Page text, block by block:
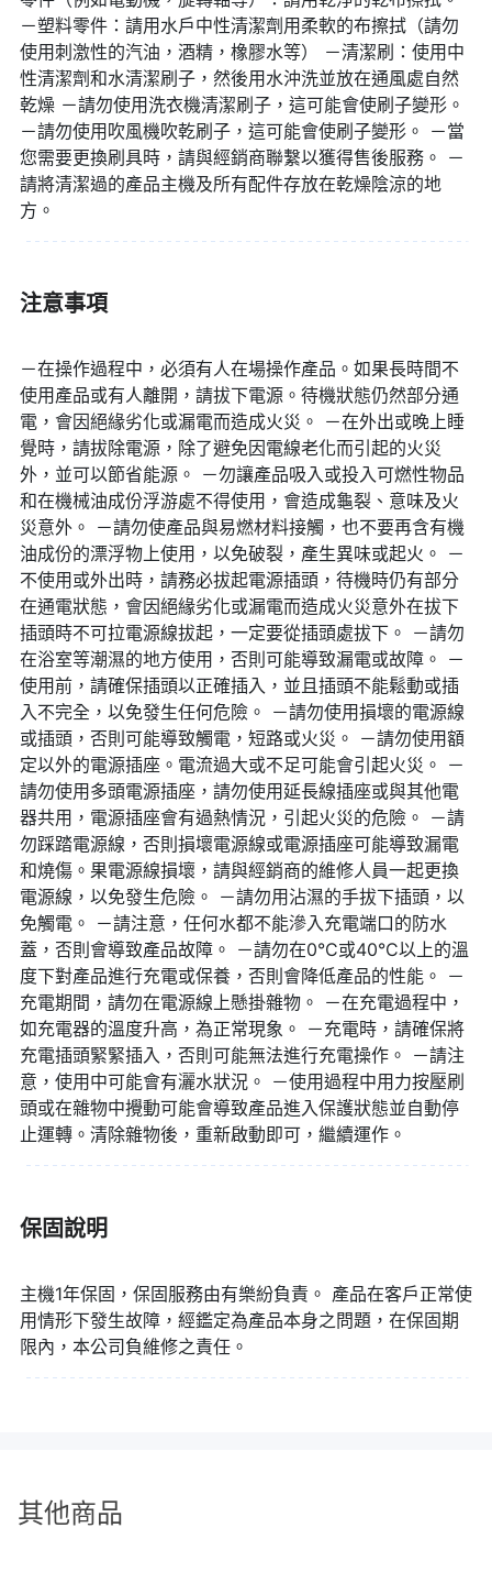
▌市面唯一IPX7防水，讓Euleven有樂
紛小刷刷電動清潔刷碰水完全沒問題！
▌附贈 4 款專業刷頭，一日三餐的碗
盤、噴滿油漬的家電內裡、累積油垢的
瓦斯爐、難以清除的水龍頭水垢 — 麻
煩的清潔工事都由有樂紛小刷刷搞定
了！
－塑料零件：請用水戶中性清潔劑用柔軟的布擦拭（請勿
使用刺激性的汽油，酒精，橡膠水等） －清潔刷：使用中
性清潔劑和水清潔刷子，然後用水沖洗並放在通風處自然
乾燥 －請勿使用洗衣機清潔刷子，這可能會使刷子變形。
－請勿使用吹風機吹乾刷子，這可能會使刷子變形。 －當
您需要更換刷具時，請與經銷商聯繫以獲得售後服務。 －
請將清潔過的產品主機及所有配件存放在乾燥陰涼的地
方。
注意事項
－在操作過程中，必須有人在場操作產品。如果長時間不
使用產品或有人離開，請拔下電源。待機狀態仍然部分通
電，會因絕緣劣化或漏電而造成火災。 －在外出或晚上睡
覺時，請拔除電源，除了避免因電線老化而引起的火災
外，並可以節省能源。 －勿讓產品吸入或投入可燃性物品
和在機械油成份浮游處不得使用，會造成龜裂、意味及火
災意外。 －請勿使產品與易燃材料接觸，也不要再含有機
油成份的漂浮物上使用，以免破裂，產生異味或起火。 －
不使用或外出時，請務必拔起電源插頭，待機時仍有部分
在通電狀態，會因絕緣劣化或漏電而造成火災意外在拔下
插頭時不可拉電源線拔起，一定要從插頭處拔下。 －請勿
在浴室等潮濕的地方使用，否則可能導致漏電或故障。 －
使用前，請確保插頭以正確插入，並且插頭不能鬆動或插
入不完全，以免發生任何危險。 －請勿使用損壞的電源線
或插頭，否則可能導致觸電，短路或火災。 －請勿使用額
定以外的電源插座。電流過大或不足可能會引起火災。 －
請勿使用多頭電源插座，請勿使用延長線插座或與其他電
器共用，電源插座會有過熱情況，引起火災的危險。 －請
勿踩踏電源線，否則損壞電源線或電源插座可能導致漏電
和燒傷。果電源線損壞，請與經銷商的維修人員一起更換
電源線，以免發生危險。 －請勿用沾濕的手拔下插頭，以
免觸電。 －請注意，任何水都不能滲入充電端口的防水
蓋，否則會導致產品故障。 －請勿在0°C或40°C以上的溫
度下對產品進行充電或保養，否則會降低產品的性能。 －
充電期間，請勿在電源線上懸掛雜物。 －在充電過程中，
如充電器的溫度升高，為正常現象。 －充電時，請確保將
充電插頭緊緊插入，否則可能無法進行充電操作。 －請注
意，使用中可能會有灑水狀況。 －使用過程中用力按壓刷
頭或在雜物中攪動可能會導致產品進入保護狀態並自動停
止運轉。清除雜物後，重新啟動即可，繼續運作。
保固說明
主機1年保固，保固服務由有樂紛負責。 產品在客戶正常使
用情形下發生故障，經鑑定為產品本身之問題，在保固期
限內，本公司負維修之責任。
其他商品